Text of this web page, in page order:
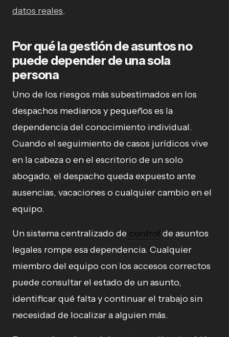
datos reales.
Por qué la gestión de asuntos no
puede depender de una sola
persona
Uno de los riesgos más subestimados en los
despachos medianos y pequeños es la
dependencia del conocimiento individual.
Cuando el seguimiento de casos jurídicos vive
en la cabeza o en el escritorio de un solo
abogado, el despacho queda expuesto ante
ausencias, vacaciones o cualquier cambio en el
equipo.
Un sistema centralizado de control de asuntos
legales rompe esa dependencia. Cualquier
miembro del equipo con los accesos correctos
puede consultar el estado de un asunto,
identificar qué falta y continuar el trabajo sin
necesidad de localizar a alguien más.